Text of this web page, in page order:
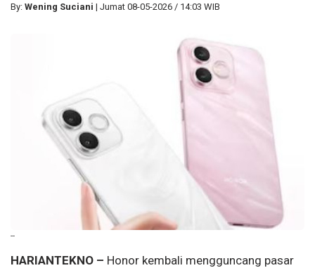
By: Wening Suciani | Jumat 08-05-2026 / 14:03 WIB
--
HARIANTEKNO – Honor kembali mengguncang pasar